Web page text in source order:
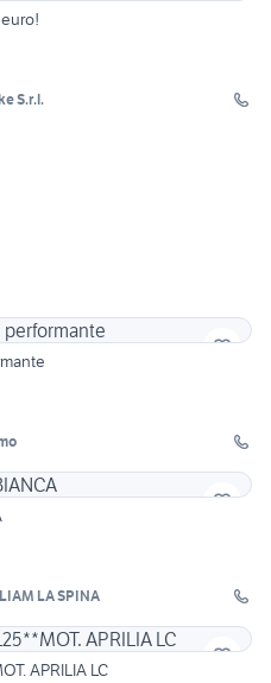
S.r.l.
LA SPINA
APRILIA LC